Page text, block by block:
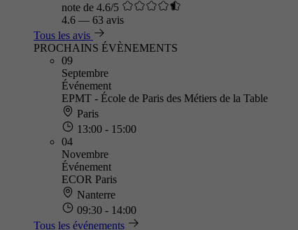
note de 4.6/5
4.6 — 63 avis
Tous les avis
PROCHAINS ÉVÈNEMENTS
09
Septembre
Événement
EPMT - École de Paris des Métiers de la Table
Paris
13:00 - 15:00
04
Novembre
Événement
ECOR Paris
Nanterre
09:30 - 14:00
Tous les événements